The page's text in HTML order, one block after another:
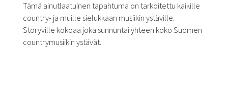
Tämä ainutlaatuinen tapahtuma on tarkoitettu kaikille
country- ja muille sielukkaan musiikin ystäville.
Storyville kokoaa joka sunnuntai yhteen koko Suomen
countrymusiikin ystävät.